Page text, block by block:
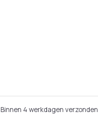
Binnen 4 werkdagen verzonden